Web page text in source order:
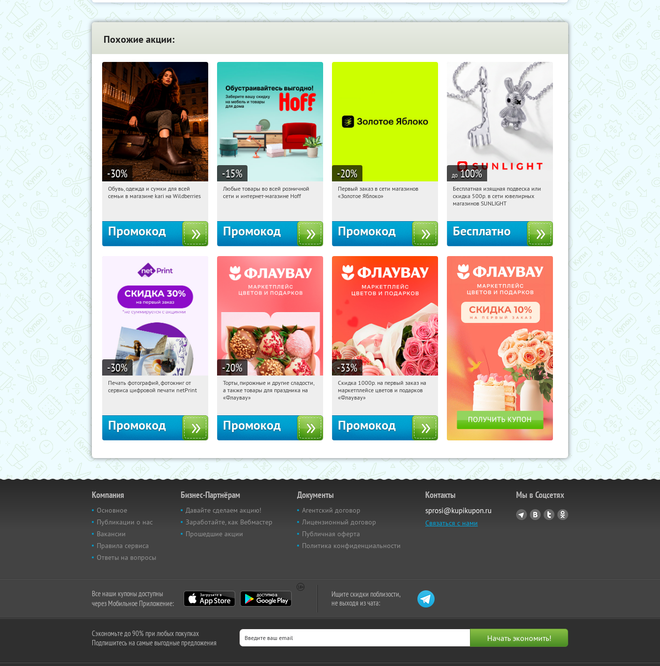
Похожие акции:
-30%
01:59:25 Получили:
Обувь, одежда и сумки для всей
семьи в магазине kari на Wildberries
Промокод
-15%
01:59:25 Получили:
Любые товары во всей розничной
сети и интернет-магазине Hoff
Промокод
-20%
01:59:25
Получи первым!
Первый заказ в сети магазинов
«Золотое Яблоко»
Промокод
до 100%
01:59:25 Получили:
Россия
Бесплатная изящная подвеска или
скидка 500р. в сети ювелирных
магазинов SUNLIGHT
Бесплатно
-30%
01:59:25 Получили:
Печать фотографий, фотокниг от
сервиса цифровой печати netPrint
Промокод
-20%
01:59:25 Получили:
Россия
Торты, пирожные и другие сладости,
а также товары для праздника на
«Флаувау»
Промокод
-33%
01:59:25 Получили:
Россия
Скидка 1000р. на первый заказ на
маркетплейсе цветов и подарков
«Флаувау»
Промокод
Компания
Основное
Публикации о нас
Вакансии
Правила сервиса
Ответы на вопросы
Бизнес-Партнёрам
Давайте сделаем акцию!
Заработайте, как Вебмастер
Прошедшие акции
Документы
Агентский договор
Лицензионный договор
Публичная оферта
Политика конфиденциальности
Контакты
sprosi@kupikupon.ru
Связаться с нами
Мы в Соцсетях
Все наши купоны доступны
через Мобильное Приложение:
Ищите скидки поблизости,
не выходя из чата:
Сэкономьте до 90% при любых покупках
Подпишитесь на самые выгодные предложения